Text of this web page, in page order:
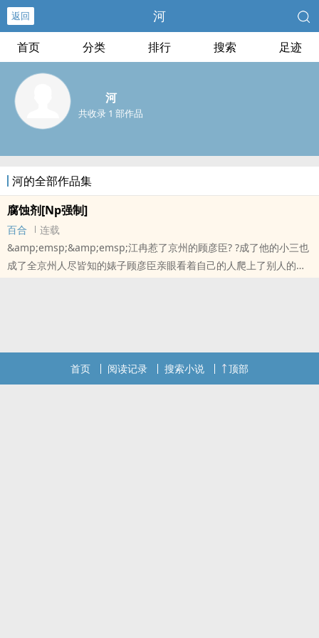
返回 河
首页 分类 排行 搜索 足迹
河
共收录 1 部作品
河的全部作品集
腐蚀剂[Np强制]
百合
连载
&amp;emsp;&amp;emsp;江冉惹了京州的顾彦臣? ?成了他的小三也
成了全京州人尽皆知的婊子顾彦臣亲眼看着自己的人爬上了别人的床
忘记向您QQ群和微博里的朋友推荐哦！
首页
阅读记录 搜索小说 顶部